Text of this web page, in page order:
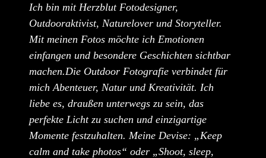
Ich bin mit Herzblut Fotodesigner,
Outdooraktivist, Naturelover und Storyteller.
Mit meinen Fotos möchte ich Emotionen
einfangen und besondere Geschichten sichtbar
machen.Die Outdoor Fotografie verbindet für
mich Abenteuer, Natur und Kreativität. Ich
liebe es, draußen unterwegs zu sein, das
perfekte Licht zu suchen und einzigartige
Momente festzuhalten. Meine Devise: „Keep
calm and take photos“ oder „Shoot, sleep,